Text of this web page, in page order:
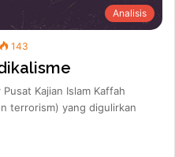
Analisis
143
Kajian Islam Kaffah
terrorism) yang digulirkan